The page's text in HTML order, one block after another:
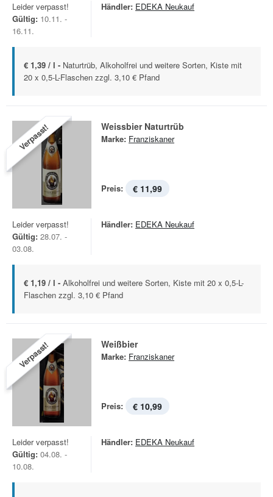
Leider verpasst!
Gültig: 10.11. -
16.11.
Händler: EDEKA Neukauf
€ 1,39 / l - Naturtrüb, Alkoholfrei und weitere Sorten, Kiste mit
20 x 0,5-L-Flaschen zzgl. 3,10 € Pfand
Verpasst! Weissbier Naturtrüb
Marke: Franziskaner
Preis: € 11,99
Leider verpasst!
Gültig: 28.07. -
03.08.
Händler: EDEKA Neukauf
€ 1,19 / l - Alkoholfrei und weitere Sorten, Kiste mit 20 x 0,5-L-
Flaschen zzgl. 3,10 € Pfand
Verpasst! Weißbier
Marke: Franziskaner
Preis: € 10,99
Leider verpasst!
Gültig: 04.08. -
10.08.
Händler: EDEKA Neukauf